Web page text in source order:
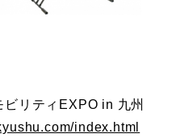
リティEXPO in 九州
index.html